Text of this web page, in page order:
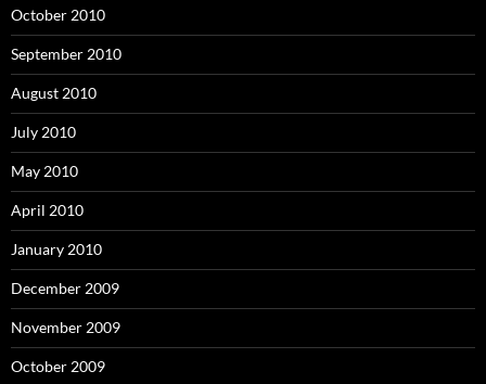
October 2010
September 2010
August 2010
July 2010
May 2010
April 2010
January 2010
December 2009
November 2009
October 2009